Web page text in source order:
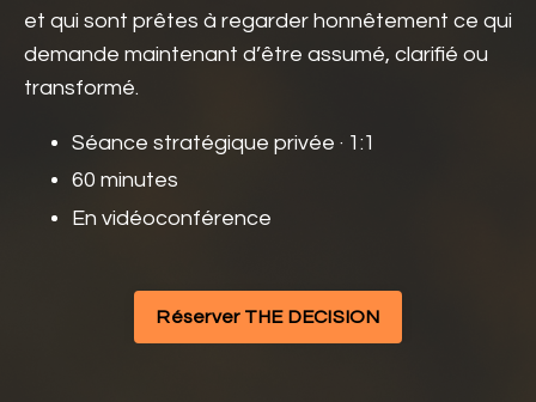
et qui sont prêtes à regarder honnêtement ce qui
demande maintenant d’être assumé, clarifié ou
transformé.
Séance stratégique privée · 1:1
60 minutes
En vidéoconférence
Réserver THE DECISION